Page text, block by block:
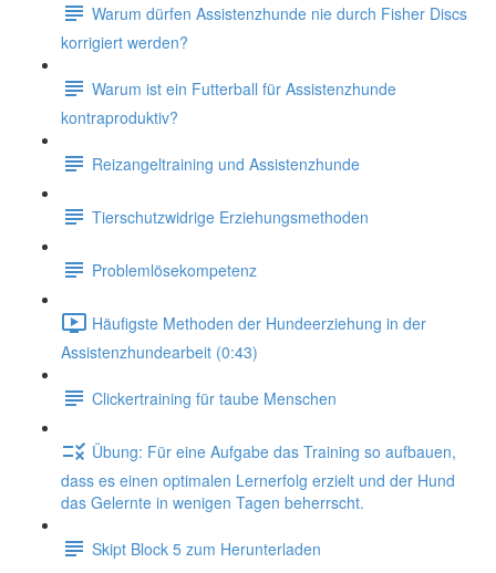
Warum dürfen Assistenzhunde nie durch Fisher Discs
korrigiert werden?
Warum ist ein Futterball für Assistenzhunde
kontraproduktiv?
Reizangeltraining und Assistenzhunde
Tierschutzwidrige Erziehungsmethoden
Problemlösekompetenz
Häufigste Methoden der Hundeerziehung in der
Assistenzhundearbeit (0:43)
Clickertraining für taube Menschen
Übung: Für eine Aufgabe das Training so aufbauen,
dass es einen optimalen Lernerfolg erzielt und der Hund
das Gelernte in wenigen Tagen beherrscht.
Skipt Block 5 zum Herunterladen